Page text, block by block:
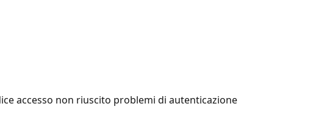
accesso non riuscito problemi di autenticazione